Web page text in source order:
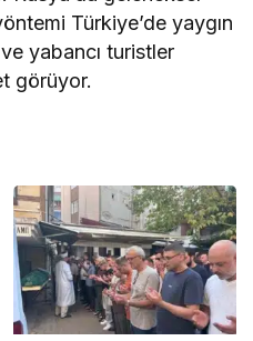
Türkiye’de yaygın
yabancı turistler
görüyor.